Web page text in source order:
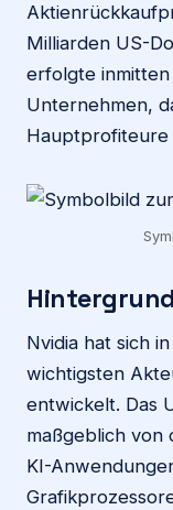
Milliarden US-
erfolgte
Unternehmen,
Hauptprofiteure
Nvidia hat sich
wichtigsten
entwickelt. Das
maßgeblich von
KI-